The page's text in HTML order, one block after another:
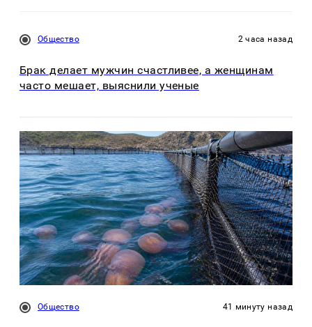
Общество 2 часа назад
Брак делает мужчин счастливее, а женщинам
часто мешает, выяснили ученые
Общество 41 минуту назад